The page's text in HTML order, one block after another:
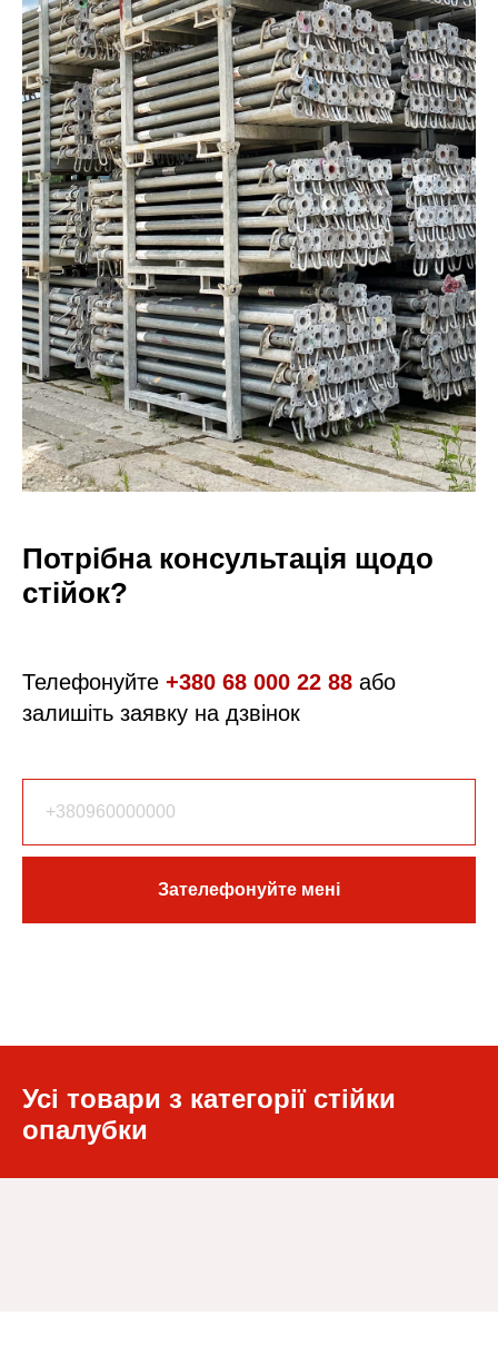
Потрібна консультація щодо
стійок?
Телефонуйте +380 68 000 22 88 або
залишіть заявку на дзвінок
Зателефонуйте мені
Усі товари з категорії стійки
опалубки